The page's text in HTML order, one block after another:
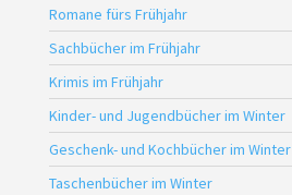
Romane fürs Frühjahr
Sachbücher im Frühjahr
Krimis im Frühjahr
Kinder- und Jugendbücher im Winter
Geschenk- und Kochbücher im Winter
Taschenbücher im Winter